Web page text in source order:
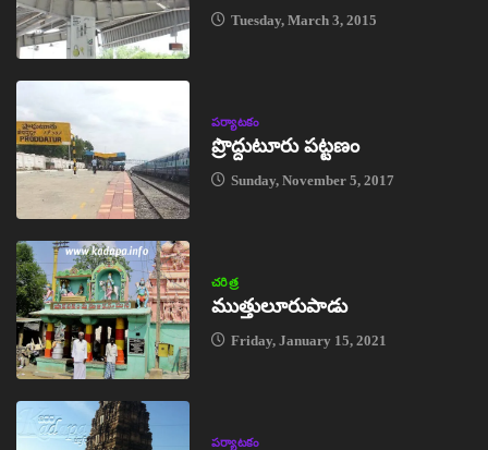
Tuesday, March 3, 2015
పర్యాటకం
ప్రొద్దుటూరు పట్టణం
Sunday, November 5, 2017
చరిత్ర
ముత్తులూరుపాడు
Friday, January 15, 2021
పర్యాటకం